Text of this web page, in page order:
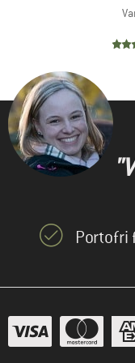
Portofri